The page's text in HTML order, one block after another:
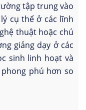
tập trung vào
cụ thể ở các lĩnh
thuật hoặc chú
giảng dạy ở các
sinh linh hoạt và
phú hơn so